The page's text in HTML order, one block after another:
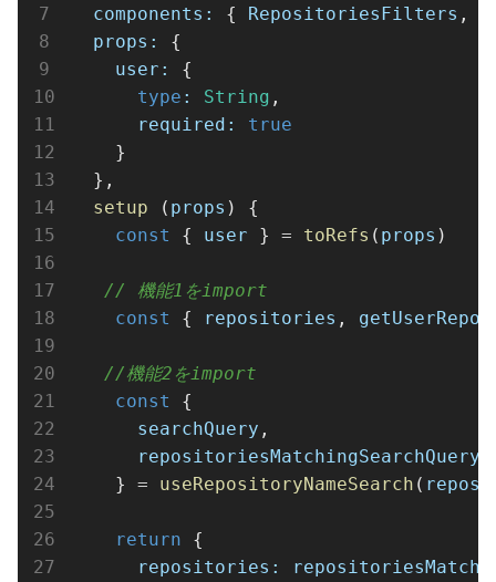
components:
{ RepositoriesFilters ,
props:
{
user:
{
type : String ,
required:
true
    }
  },
setup ( props ) {
const
{ user } = toRefs ( props )
// 機能1をimport
const
{ repositories ,
//機能2をimport
const
{
searchQuery ,
repositoriesMatchingSearchQuery
    }
= useRepositoryNameSearch (
return {
repositories: